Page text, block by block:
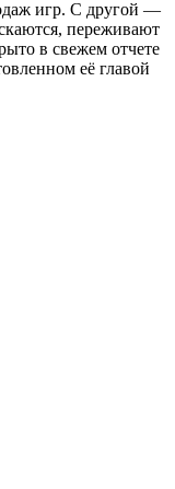
игр. С другой —
переживают
в свежем отчете
её главой